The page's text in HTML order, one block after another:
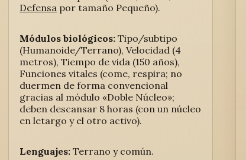
Defensa por tamaño Pequeño).
Módulos biológicos: Tipo/subtipo
(Humanoide/Terrano), Velocidad (4
metros), Tiempo de vida (150 años),
Funciones vitales (come, respira; no
duermen de forma convencional
gracias al módulo «Doble Núcleo»;
deben descansar 8 horas (con un núcleo
en letargo y el otro activo).
Lenguajes: Terrano y común.